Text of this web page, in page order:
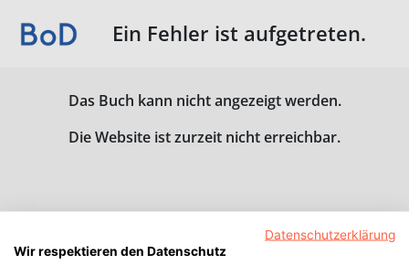
Ein Fehler ist aufgetreten.
Das Buch kann nicht angezeigt werden.
Die Website ist zurzeit nicht erreichbar.
Datenschutzerklärung
Wir respektieren den Datenschutz